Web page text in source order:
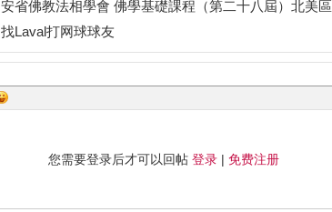
安省佛教法相學會 佛學基礎課程（第二十八屆）北美區
找Laval打网球球友
找住西岛的网球球友
您需要登录后才可以回帖 登录| 免费注册